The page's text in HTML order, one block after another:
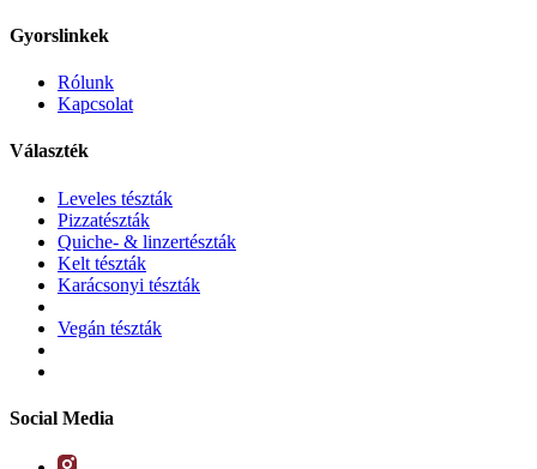
Gyorslinkek
Rólunk
Kapcsolat
Választék
Leveles tészták
Pizzatészták
Quiche- & linzertészták
Kelt tészták
Karácsonyi tészták
Vegán tészták
Social Media